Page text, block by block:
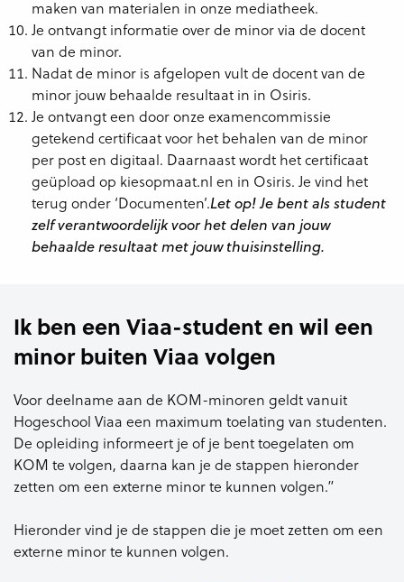
maken van materialen in onze mediatheek.
Je ontvangt informatie over de minor via de docent
van de minor.
Nadat de minor is afgelopen vult de docent van de
minor jouw behaalde resultaat in in Osiris.
Je ontvangt een door onze examencommissie
getekend certificaat voor het behalen van de minor
per post en digitaal. Daarnaast wordt het certificaat
geüpload op kiesopmaat.nl en in Osiris. Je vind het
terug onder ‘Documenten’.Let op! Je bent als student
zelf verantwoordelijk voor het delen van jouw
behaalde resultaat met jouw thuisinstelling.
Ik ben een Viaa-student en wil een
minor buiten Viaa volgen
Voor deelname aan de KOM-minoren geldt vanuit
Hogeschool Viaa een maximum toelating van studenten.
De opleiding informeert je of je bent toegelaten om
KOM te volgen, daarna kan je de stappen hieronder
zetten om een externe minor te kunnen volgen.”
Hieronder vind je de stappen die je moet zetten om een
externe minor te kunnen volgen.